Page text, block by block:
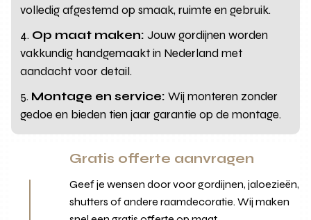
volledig afgestemd op smaak, ruimte en gebruik.
Op maat maken: Jouw gordijnen worden
vakkundig handgemaakt in Nederland met
aandacht voor detail.
Montage en service: Wij monteren zonder
gedoe en bieden tien jaar garantie op de montage.
Gratis offerte aanvragen
Geef je wensen door voor gordijnen, jaloezieën,
shutters of andere raamdecoratie. Wij maken